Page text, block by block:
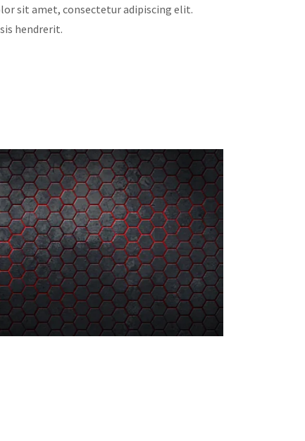
sit amet, consectetur adipiscing elit.
hendrerit.